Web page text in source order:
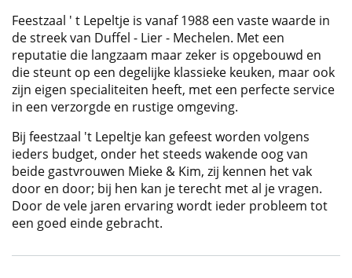
Feestzaal ' t Lepeltje is vanaf 1988 een vaste waarde in
de streek van Duffel - Lier - Mechelen. Met een
reputatie die langzaam maar zeker is opgebouwd en
die steunt op een degelijke klassieke keuken, maar ook
zijn eigen specialiteiten heeft, met een perfecte service
in een verzorgde en rustige omgeving.
Bij feestzaal 't Lepeltje kan gefeest worden volgens
ieders budget, onder het steeds wakende oog van
beide gastvrouwen Mieke & Kim, zij kennen het vak
door en door; bij hen kan je terecht met al je vragen.
Door de vele jaren ervaring wordt ieder probleem tot
een goed einde gebracht.